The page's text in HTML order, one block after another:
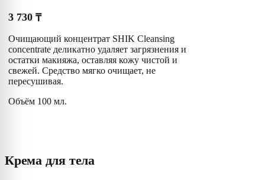
3 730 ₸
Очищающий концентрат SHIK Cleansing
concentrate деликатно удаляет загрязнения и
остатки макияжа, оставляя кожу чистой и
свежей. Средство мягко очищает, не
пересушивая.
Объём 100 мл.
Крема для тела